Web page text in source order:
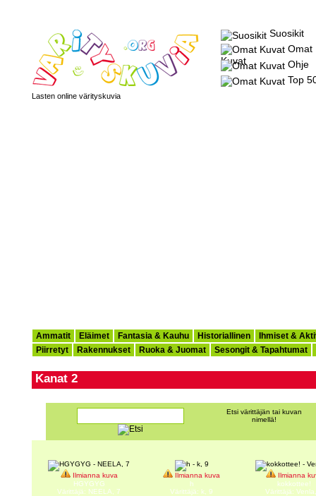
Lasten online värityskuvia
Suosikit
Omat
Kuvat
Ohje
Top
Ammatit Eläimet Fantasia & Kauhu Historiallinen
Ihmiset &
Piirretyt
Rakennukset Ruoka & Juomat Sesongit & Tapahtumat
Kanat 2
Etsi värittäjän tai kuvan
nimellä!
Ilmianna kuva
HGYGYG
Värittäjä: NEELA, 7
Ilmianna kuva
h
Värittäjä: k, 9
Ilmianna
kokkottee!
Värittäjä: